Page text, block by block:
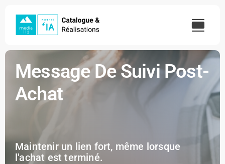
content
Message De Suivi Post-
Achat
Maintenir un lien fort, même lorsque
l'achat est terminé.